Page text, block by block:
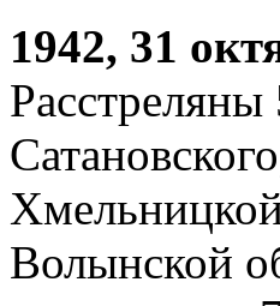
1942, 31
Волынской